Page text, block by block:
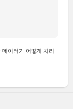
데이터가 어떻게 처리